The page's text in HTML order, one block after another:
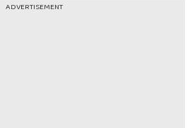
ADVERTISEMENT